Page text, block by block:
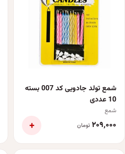
شمع تولد جادویی کد 007 بسته
10 عددی
شمع
۲۰۹٬۰۰۰ تومان +